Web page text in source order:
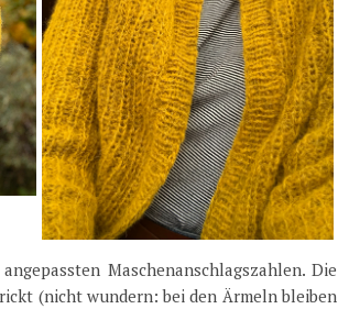
Maschenanschlagszahlen. Die
(nicht wundern: bei den Ärmeln bleiben